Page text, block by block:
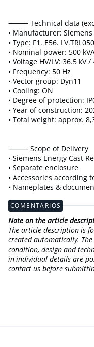
⸻ Technical data
• Manufacturer:
• Type: F1. E56.
• Nominal power: 500
• Voltage HV/LV: 36.5 kV /
• Frequency: 50 Hz
• Vector group: Dyn11
• Cooling: ON
• Degree of protection:
• Year of construction:
• Total weight: approx.
⸻ Scope of Delivery
• Siemens Energy Cast
• Separate enclosure
• Accessories according
• Nameplates &
COMENTARIOS
Note on the article
The article description is
created automatically.
condition, design and
in individual details are
contact us before